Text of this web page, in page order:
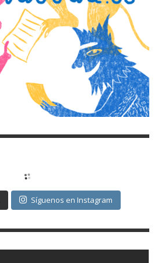
Síguenos en Instagram